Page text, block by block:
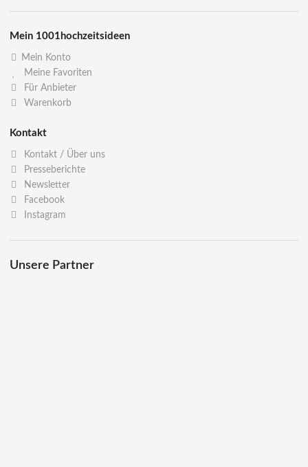
Mein 1001hochzeitsideen
Mein Konto
Meine Favoriten
Für Anbieter
Warenkorb
Kontakt
Kontakt / Über uns
Presseberichte
Newsletter
Facebook
Instagram
Unsere Partner